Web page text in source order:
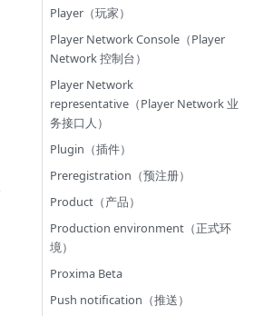
Player（玩家）
Player Network Console（Player
Network 控制台）
Player Network
representative（Player Network 业
务接口人）
Plugin（插件）
Preregistration（预注册）
Product（产品）
Production environment（正式环
境）
Proxima Beta
Push notification（推送）